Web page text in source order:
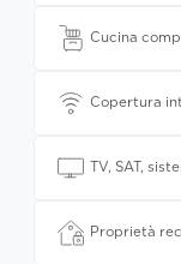
Cucina
Copertura
TV, SAT,
Proprietà